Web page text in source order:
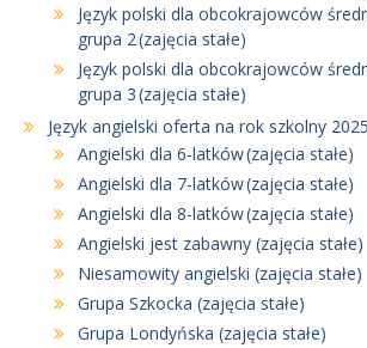
Język polski dla obcokrajowców
grupa 2 (zajęcia stałe)
Język polski dla obcokrajowców
grupa 3 (zajęcia stałe)
Język angielski oferta na rok szkolny
Angielski dla 6-latków (zajęcia stałe)
Angielski dla 7-latków (zajęcia stałe)
Angielski dla 8-latków (zajęcia stałe)
Angielski jest zabawny (zajęcia stałe)
Niesamowity angielski (zajęcia stałe)
Grupa Szkocka (zajęcia stałe)
Grupa Londyńska (zajęcia stałe)